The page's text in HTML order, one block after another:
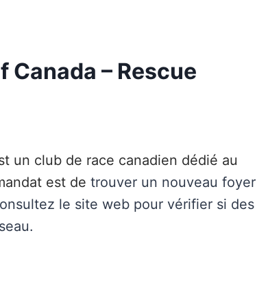
Canada – Rescue
un club de race canadien dédié au
est de trouver un nouveau foyer
le site web pour vérifier si des